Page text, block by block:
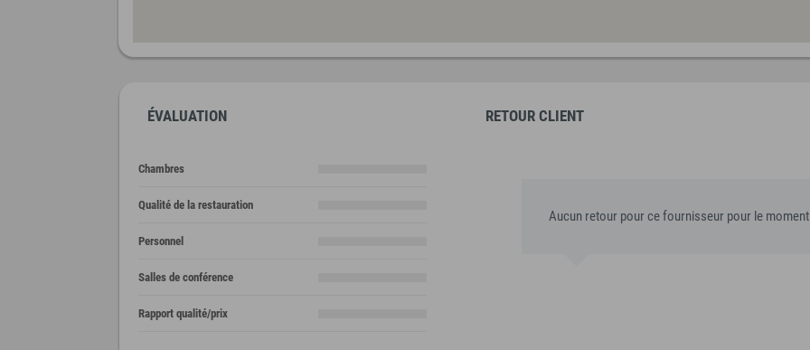
ÉVALUATION
Chambres
Qualité de la restauration
Personnel
Salles de conférence
Rapport qualité/prix
RETOUR CLIENT
Aucun retour pour ce fournisseur pour le